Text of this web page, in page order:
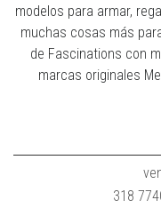
modelos para armar,
muchas cosas más
de Fascinations con
marcas originales
318